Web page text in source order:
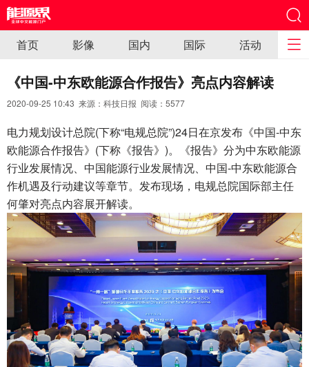
首页 影像 国内 国际 活动
《中国-中东欧能源合作报告》亮点内容解读
2020-09-25 10:43 来源：科技日报 阅读： 5577
电力规划设计总院(下称“电规总院”)24日在京发布《中国-中东
欧能源合作报告》(下称《报告》)。《报告》分为中东欧能源
行业发展情况、中国能源行业发展情况、中国-中东欧能源合
作机遇及行动建议等章节。发布现场，电规总院国际部主任
何肇对亮点内容展开解读。